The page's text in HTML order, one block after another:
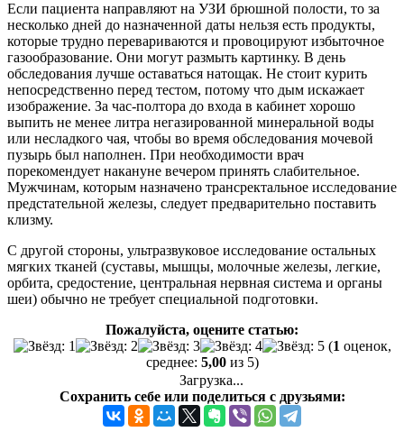
Если пациента направляют на УЗИ брюшной полости, то за
несколько дней до назначенной даты нельзя есть продукты,
которые трудно перевариваются и провоцируют избыточное
газообразование. Они могут размыть картинку. В день
обследования лучше оставаться натощак. Не стоит курить
непосредственно перед тестом, потому что дым искажает
изображение. За час-полтора до входа в кабинет хорошо
выпить не менее литра негазированной минеральной воды
или несладкого чая, чтобы во время обследования мочевой
пузырь был наполнен. При необходимости врач
порекомендует накануне вечером принять слабительное.
Мужчинам, которым назначено трансректальное исследование
предстательной железы, следует предварительно поставить
клизму.
С другой стороны, ультразвуковое исследование остальных
мягких тканей (суставы, мышцы, молочные железы, легкие,
орбита, средостение, центральная нервная система и органы
шеи) обычно не требует специальной подготовки.
Пожалуйста, оцените статью:
(1 оценок,
среднее: 5,00из 5)
Загрузка...
Сохранить себе или поделиться с друзьями: